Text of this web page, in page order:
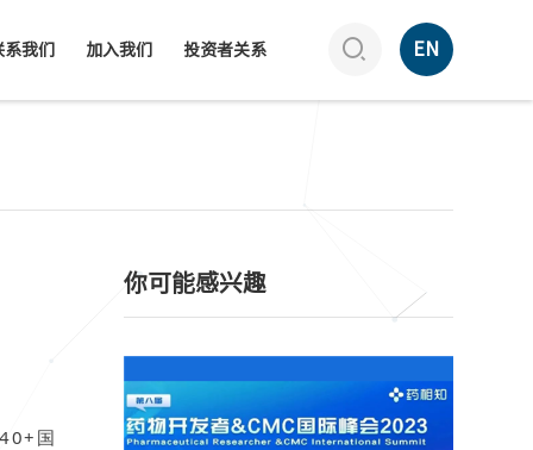
系我们 加入我们 投资者关系  EN
国
你可能感兴趣